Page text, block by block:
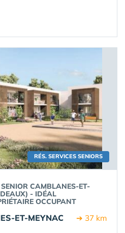
RÉS. SERVICES SENIORS
CAMBLANES-ET-
- IDÉAL
OCCUPANT
ET-MEYNAC ➔ 37 km